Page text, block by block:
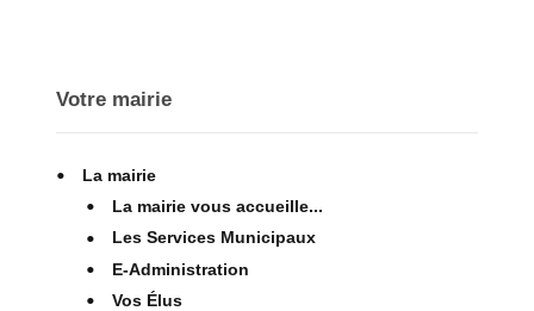
Votre mairie
La mairie
La mairie vous accueille...
Les Services Municipaux
E-Administration
Vos Élus